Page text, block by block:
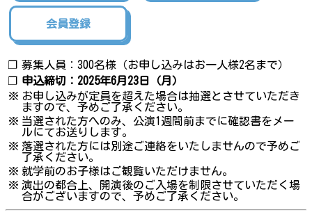
会員登録
❐ 募集人員：300名様（お申し込みはお一人様2名まで）
❐ 申込締切：2025年6月23日（月）
※ お申し込みが定員を超えた場合は抽選とさせていただき
ますので、予めご了承ください。
※ 当選された方へのみ、公演1週間前までに確認書をメー
ルにてお送りします。
※ 落選された方には別途ご連絡をいたしませんので予めご
了承ください。
※ 就学前のお子様はご観覧いただけません。
※ 演出の都合上、開演後のご入場を制限させていただく場
合がございますので、予めご了承ください。